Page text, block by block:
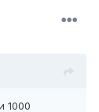
1000